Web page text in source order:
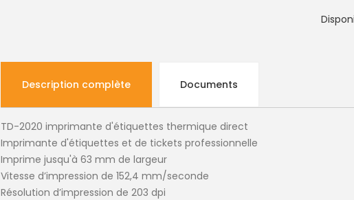
Description complète Documents
TD-2020 imprimante d'étiquettes thermique direct
Imprimante d'étiquettes et de tickets professionnelle
Imprime jusqu'à 63 mm de largeur
Vitesse d’impression de 152,4 mm/seconde
Résolution d’impression de 203 dpi